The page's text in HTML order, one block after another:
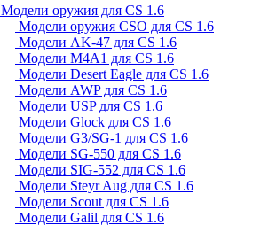
Модели оружия для CS 1.6
Модели оружия CSO для CS 1.6
Модели AK-47 для CS 1.6
Модели M4A1 для CS 1.6
Модели Desert Eagle для CS 1.6
Модели AWP для CS 1.6
Модели USP для CS 1.6
Модели Glock для CS 1.6
Модели G3/SG-1 для CS 1.6
Модели SG-550 для CS 1.6
Модели SIG-552 для CS 1.6
Модели Steyr Aug для CS 1.6
Модели Scout для CS 1.6
Модели Galil для CS 1.6